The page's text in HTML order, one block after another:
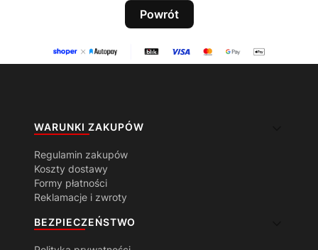
Powrót
Linki w stopce
WARUNKI ZAKUPÓW
Regulamin zakupów
Koszty dostawy
Formy płatności
Reklamacje i zwroty
BEZPIECZEŃSTWO